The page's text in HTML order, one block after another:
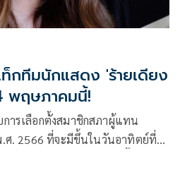
ทีมนักแสดง 'ร้ายเดียง
พฤษภาคมนี้!
ารเลือกตั้งสมาชิกสภาผู้แทน
ศ. 2566 ที่จะมีขึ้นในวันอาทิตย์ที่